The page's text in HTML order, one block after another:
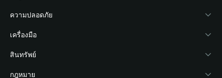
Academy
ข่าวสารด้านคริปโต
ศูนย์ช่วยเหลือ
ติดต่อเรา
Stablecoin Earn
Payfi Crypto
Crypto Swap API
Altcoin Season Index
นักพัฒนา
เชื่อมต่อ Wallet
Bitget Wallet Pay
ลิสต์โปรเจกต์
ความปลอดภัย
Protection Fund
เทคโนโลยีความปลอดภัย
เครื่องมือ
ซื้อคริปโต
การตรวจจับการอนุญาต
สินทรัพย์
Arbitrum
กฎหมาย